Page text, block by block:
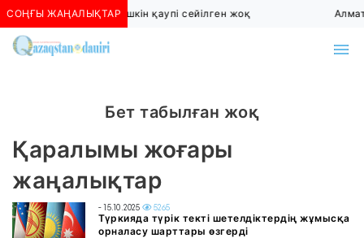
СОҢҒЫ ЖАҢАЛЫҚТАР
Алматыда көшкін қаупі сейілген жоқ
Бет табылған жоқ
Қаралымы жоғары
жаңалықтар
- 15.10.2025 5265
Түркияда түрік текті шетелдіктердің жұмысқа
орналасу шарттары өзгерді